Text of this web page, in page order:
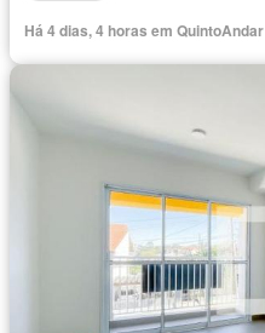
Há 4 dias, 4 horas em QuintoAndar